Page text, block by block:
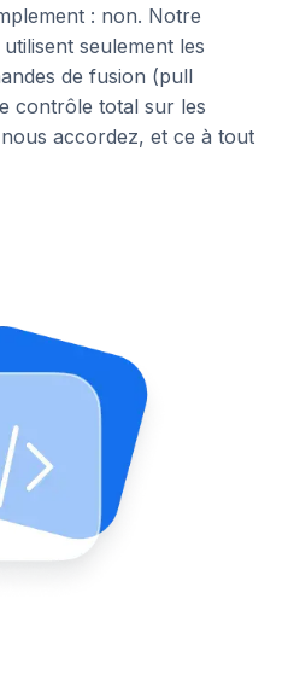
: non. Notre
seulement les
de fusion (pull
contrôle total sur les
accordez, et ce à tout